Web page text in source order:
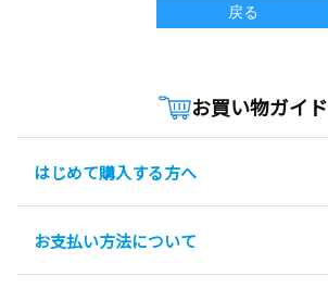
戻る
お買い物ガイド
はじめて購入する方へ
お支払い方法について